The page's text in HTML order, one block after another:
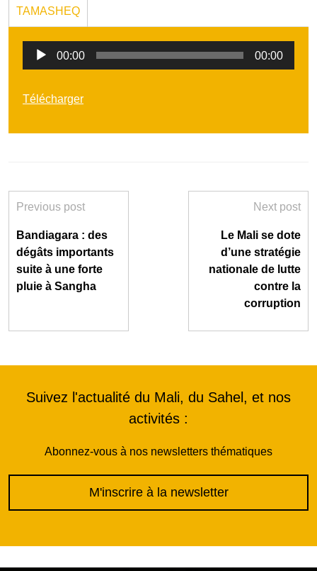
TAMASHEQ
Lecteur
00:00 00:00
Télécharger
Previous post
Bandiagara : des
dégâts importants
suite à une forte
pluie à Sangha
Next post
Le Mali se dote
d’une stratégie
nationale de lutte
contre la
corruption
Suivez l'actualité du Mali, du Sahel, et nos
activités :
Abonnez-vous à nos newsletters thématiques
M'inscrire à la newsletter